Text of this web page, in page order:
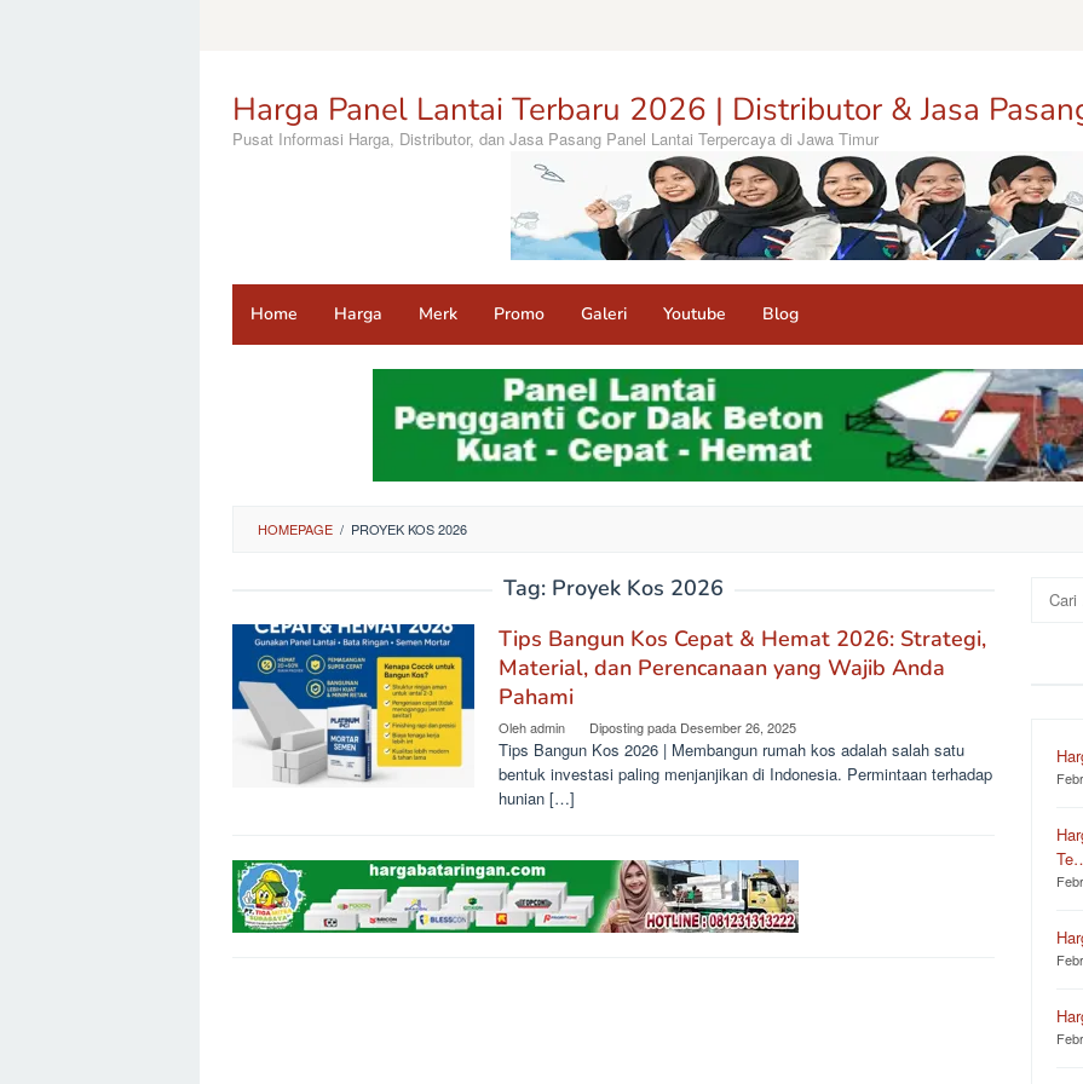
Harga Panel Lantai Terbaru 2026 | Distributor & Jasa
Pusat Informasi Harga, Distributor, dan Jasa Pasang Panel Lantai Terpercaya di Jawa Timur
Home Harga Merk Promo Galeri Youtube Blog
HOMEPAGE / PROYEK KOS 2026
Tag: Proyek Kos 2026
Tips Bangun Kos Cepat & Hemat 2026: Strategi,
Material, dan Perencanaan yang Wajib Anda
Pahami
Olehadmin Diposting pada Desember 26, 2025
Tips Bangun Kos 2026 | Membangun rumah kos adalah salah satu
bentuk investasi paling menjanjikan di Indonesia. Permintaan terhadap
hunian […]
Cari
untuk: